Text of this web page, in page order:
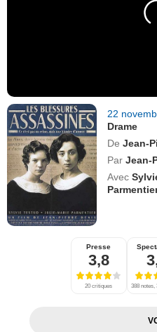
22
Drame
De Jean-
Par Jean-
Avec
Presse
3,8
20 critiques 388 notes,